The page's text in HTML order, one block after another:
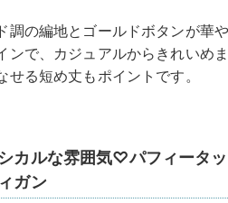
調の編地とゴールドボタンが華
ンで、カジュアルからきれいめ
せる短め丈もポイントです。
カルな雰囲気♡パフィータ
ガン